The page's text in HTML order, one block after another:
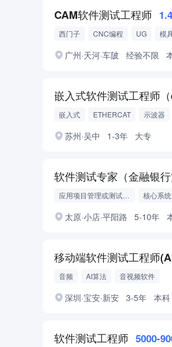
CAM软件测试工程师
西门子 CNC编程 UG 模
广州·天河·车陂 经验不限
嵌入式软件测试工程师（
嵌入式 ETHERCAT 示波器
苏州·吴中 1-3年 大专
软件测试专家（金融银行
应用项目管理或测试管理经验
太原·小店·平阳路 5-10年
移动端软件测试工程师
音频 AI算法 音视频软件
深圳·宝安·新安 3-5年 本科
软件测试工程师 5000-